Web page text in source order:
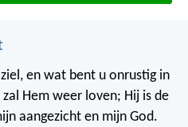
en wat bent u onrustig in
Hem weer loven; Hij is de
aangezicht en mijn God.